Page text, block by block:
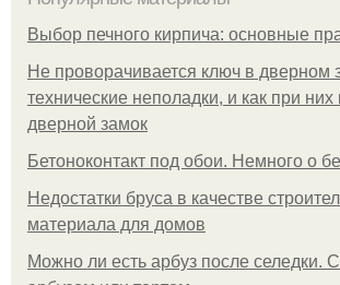
Выбор печного кирпича: основные
Не проворачивается ключ в дверном
технические неполадки, и как при них
дверной замок
Бетоноконтакт под обои. Немного о
Недостатки бруса в качестве
материала для домов
Можно ли есть арбуз после селедки.